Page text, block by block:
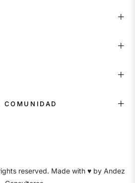
COMUNIDAD
reserved. Made with ♥ by Andez